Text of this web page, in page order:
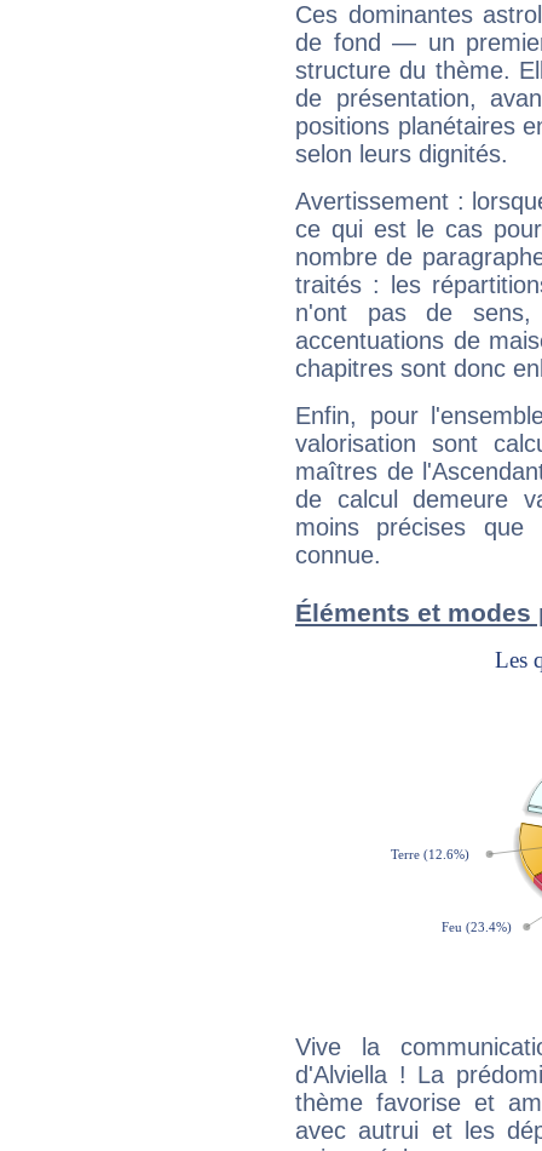
Ces dominantes
de fond — un
structure du thème.
de présentation,
positions planétaires
selon leurs dignités.
Avertissement :
ce qui est le cas
nombre de
traités : les
n'ont pas de sens,
accentuations de
chapitres sont donc
Enfin, pour
valorisation sont
maîtres de
de calcul demeure
moins précises que
connue.
Éléments et
Vive la
d'Alviella ! La
thème favorise et
avec autrui et les